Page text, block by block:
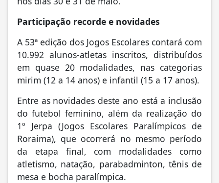
Participação recorde e novidades
A 53ª edição dos Jogos Escolares contará com
10.992 alunos-atletas inscritos, distribuídos
em quase 20 modalidades, nas categorias
mirim (12 a 14 anos) e infantil (15 a 17 anos).
Entre as novidades deste ano está a inclusão
do futebol feminino, além da realização do
1º Jerpa (Jogos Escolares Paralímpicos de
Roraima), que ocorrerá no mesmo período
da etapa final, com modalidades como
atletismo, natação, parabadminton, tênis de
mesa e bocha paralímpica.